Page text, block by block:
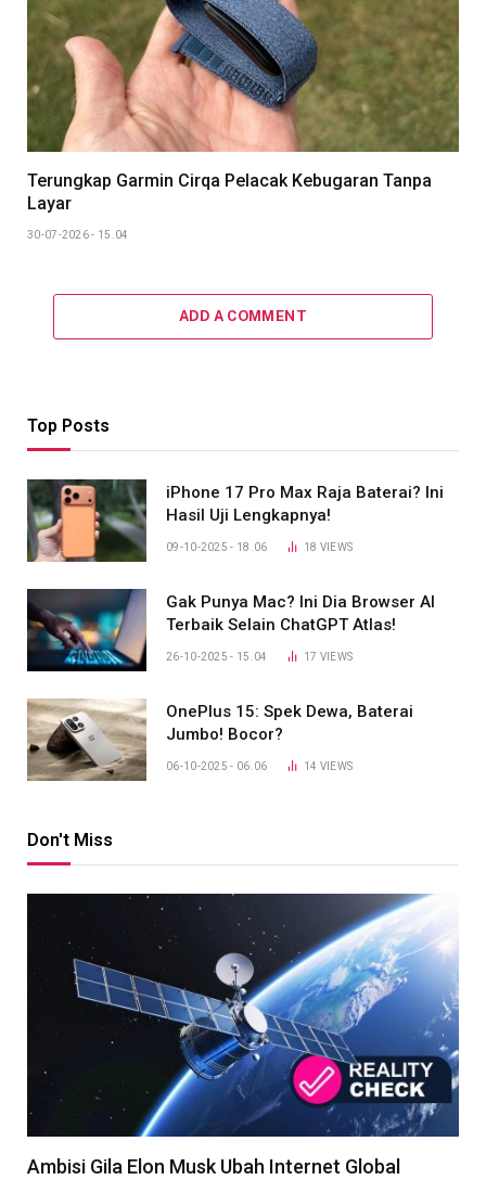
Terungkap Garmin Cirqa Pelacak Kebugaran Tanpa
Layar
30-07-2026 - 15.04
ADD A COMMENT
Top Posts
iPhone 17 Pro Max Raja Baterai? Ini
Hasil Uji Lengkapnya!
09-10-2025 - 18.06 18 VIEWS
Gak Punya Mac? Ini Dia Browser AI
Terbaik Selain ChatGPT Atlas!
26-10-2025 - 15.04 17 VIEWS
OnePlus 15: Spek Dewa, Baterai
Jumbo! Bocor?
06-10-2025 - 06.06 14 VIEWS
Don't Miss
Ambisi Gila Elon Musk Ubah Internet Global